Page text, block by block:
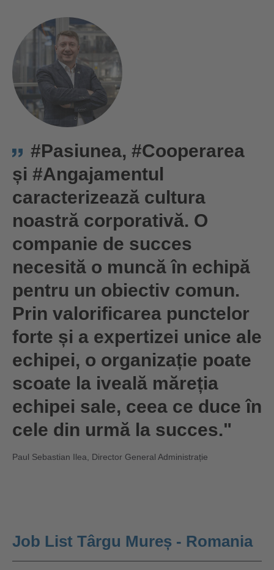
powered by
Management Platform
We are Hirschmann Automotive in Târgu Mureș, Romania
#Pasiunea, #Cooperarea
și #Angajamentul
caracterizează cultura
noastră corporativă. O
companie de succes
necesită o muncă în echipă
pentru un obiectiv comun.
Prin valorificarea punctelor
forte și a expertizei unice ale
echipei, o organizație poate
scoate la iveală măreția
echipei sale, ceea ce duce în
cele din urmă la succes."
Paul Sebastian Ilea, Director General Administrație
Job List Târgu Mureș - Romania